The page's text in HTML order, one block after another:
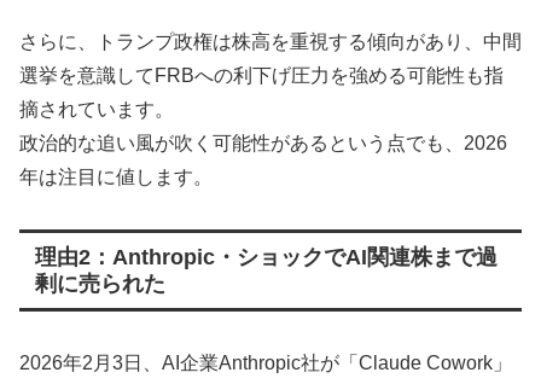
さらに、トランプ政権は株高を重視する傾向があり、中間
選挙を意識してFRBへの利下げ圧力を強める可能性も指
摘されています。
政治的な追い風が吹く可能性があるという点でも、2026
年は注目に値します。
理由2：Anthropic・ショックでAI関連株まで過
剰に売られた
2026年2月3日、AI企業Anthropic社が「Claude Cowork」